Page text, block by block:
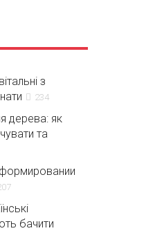
з
234
дерева: як
та
бачити